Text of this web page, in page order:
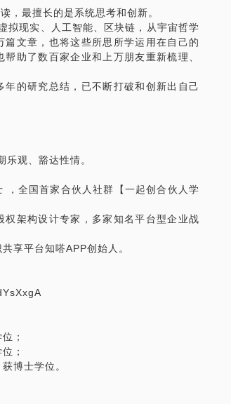
面的问题，我可以帮你。 我可以提
团队股权分配及外部投资者股权融资
适合的员工股权激励方案；
，最擅长的是系统思考和创新。
拟现实、人工智能、区块链，从宇宙哲学
文章，也将这些所思所学运用在自己的
助了数百家企业和上万朋友重新梳理、
的研究总结，已不断打破和创新出自己
观、豁达性情。
，全国首家合伙人社群【一起创合伙人学
架构设计专家，多家知名平台型企业战
享平台知嗒APP创始人。
；
；
博士学位。